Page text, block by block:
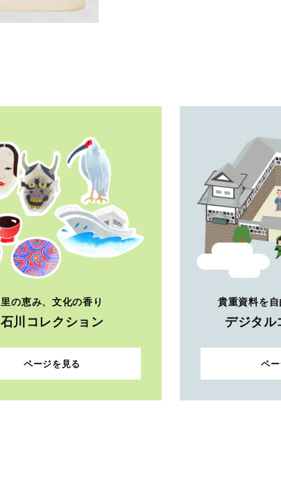
里の恵み、文化の香り
石川コレクション
ページを見る
貴重資料を
デジタル
ペ